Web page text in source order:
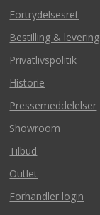
Fortrydelsesret
Bestilling & levering
Privatlivspolitik
Historie
Pressemeddelelser
Showroom
Tilbud
Outlet
Forhandler login